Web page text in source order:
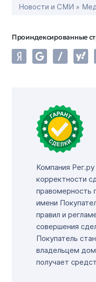
Новости и СМИ »
Проиндексированные
Компания
корректности
правомерность
имени
правил и
совершения
Покупатель
владельцем
получает